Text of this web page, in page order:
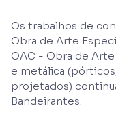
Os trabalhos de
Obra de Arte
OAC - Obra de
e metálica
projetados)
Bandeirantes.